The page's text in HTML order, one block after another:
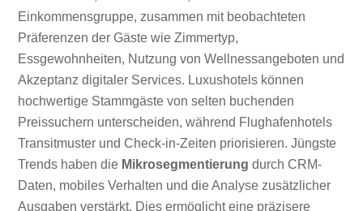
Einkommensgruppe, zusammen mit beobachteten
Präferenzen der Gäste wie Zimmertyp,
Essgewohnheiten, Nutzung von Wellnessangeboten und
Akzeptanz digitaler Services. Luxushotels können
hochwertige Stammgäste von selten buchenden
Preissuchern unterscheiden, während Flughafenhotels
Transitmuster und Check-in-Zeiten priorisieren. Jüngste
Trends haben die Mikrosegmentierung durch CRM-
Daten, mobiles Verhalten und die Analyse zusätzlicher
Ausgaben verstärkt. Dies ermöglicht eine präzisere